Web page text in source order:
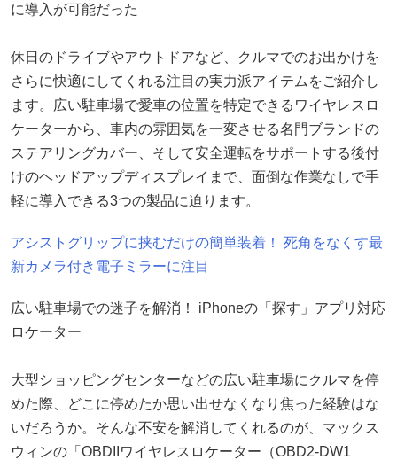
に導入が可能だった
休日のドライブやアウトドアなど、クルマでのお出かけを
さらに快適にしてくれる注目の実力派アイテムをご紹介し
ます。広い駐車場で愛車の位置を特定できるワイヤレスロ
ケーターから、車内の雰囲気を一変させる名門ブランドの
ステアリングカバー、そして安全運転をサポートする後付
けのヘッドアップディスプレイまで、面倒な作業なしで手
軽に導入できる3つの製品に迫ります。
アシストグリップに挟むだけの簡単装着！ 死角をなくす最
新カメラ付き電子ミラーに注目
広い駐車場での迷子を解消！ iPhoneの「探す」アプリ対応
ロケーター
大型ショッピングセンターなどの広い駐車場にクルマを停
めた際、どこに停めたか思い出せなくなり焦った経験はな
いだろうか。そんな不安を解消してくれるのが、マックス
ウィンの「OBDIIワイヤレスロケーター（OBD2-DW1